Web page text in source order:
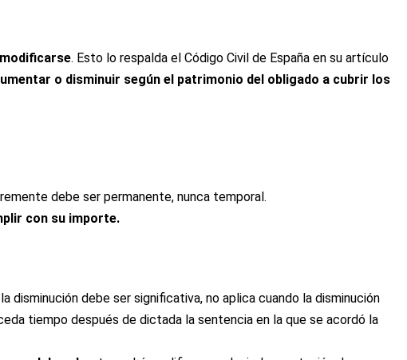
. Esto lo respalda el Código Civil de España en su artículo
o disminuir según el patrimonio del obligado a cubrir los
debe ser permanente, nunca temporal.
con su importe.
disminución debe ser significativa, no aplica cuando la disminución
tiempo después de dictada la sentencia en la que se acordó la